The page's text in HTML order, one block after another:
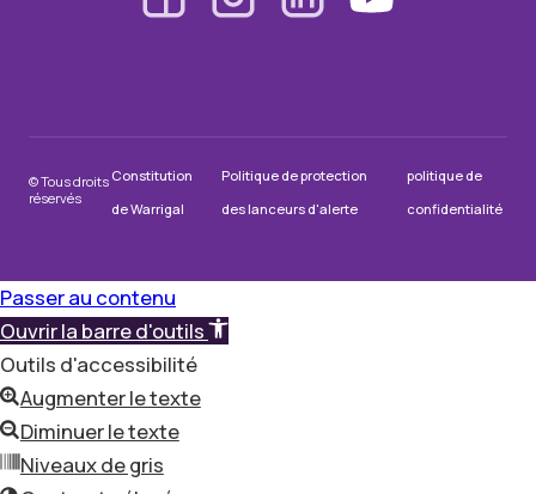
© Tous droits
réservés
Constitution
de Warrigal
Politique de protection
des lanceurs d'alerte
politique de
confidentialité
Passer au contenu
Ouvrir la barre d'outils
Outils d'accessibilité
Augmenter le texte
Diminuer le texte
Niveaux de gris